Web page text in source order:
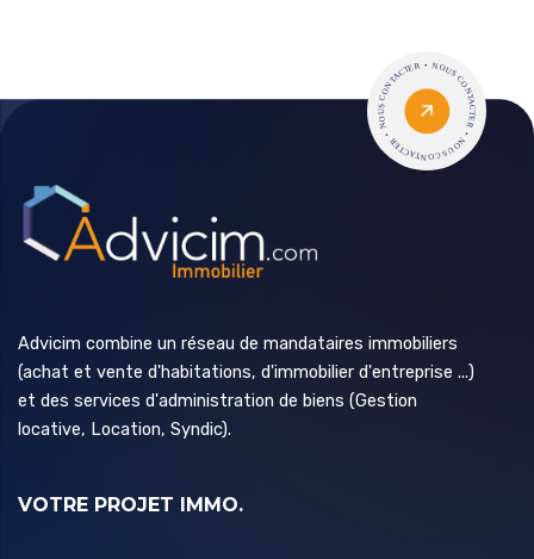
Advicim combine un réseau de mandataires immobiliers
(achat et vente d'habitations, d'immobilier d'entreprise ...)
et des services d'administration de biens (Gestion
locative, Location, Syndic).
VOTRE PROJET IMMO.